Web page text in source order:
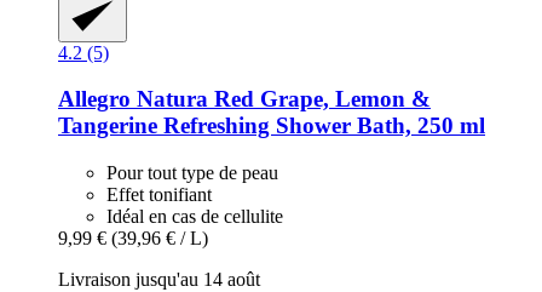
4.2 (5)
Allegro Natura Red Grape, Lemon &
Tangerine Refreshing Shower Bath, 250 ml
Pour tout type de peau
Effet tonifiant
Idéal en cas de cellulite
9,99 € (39,96 € / L)
Livraison jusqu'au 14 août